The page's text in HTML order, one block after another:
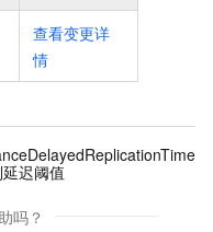
查看变更详
情
迟阈值
吗？